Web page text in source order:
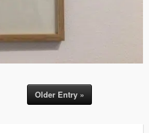
Older Entry »